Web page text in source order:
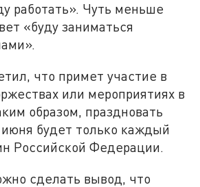
работать». Чуть меньше
«буду заниматься
что примет участие в
или мероприятиях в
образом, праздновать
будет только каждый
Российской Федерации.
сделать вывод, что